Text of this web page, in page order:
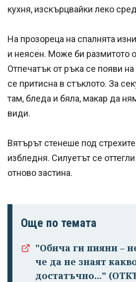
кухня, изскърцвайки леко
На прозореца на спалнята
и неясен. Може би размитото
Отпечатък от ръка се появи
се притисна в стъклото. За
там, бледа и бяла, макар да
види.
Вятърът стенеше под
избледня. Силуетът се
отново застина.
Още по темата
"Обича ги пияни –
че да не знаят
достатъчно..."